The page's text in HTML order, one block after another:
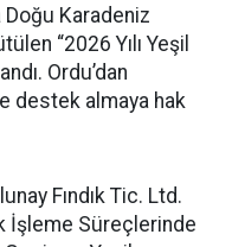
Karadeniz
“2026 Yılı Yeşil
Ordu’dan
destek almaya hak
Fındık Tic. Ltd.
İşleme Süreçlerinde